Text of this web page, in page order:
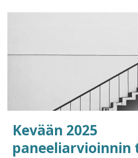
Kevään 2025
paneeliarvioinnin